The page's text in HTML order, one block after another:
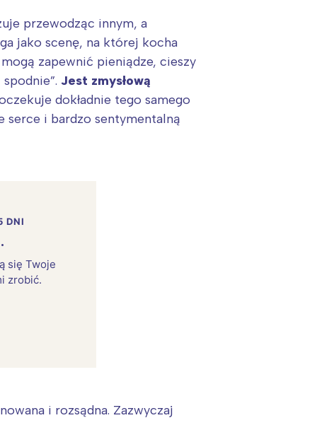
przewodząc innym, a
jako scenę, na której kocha
zapewnić pieniądze, cieszy
Jest zmysłową
dokładnie tego samego
serce i bardzo sentymentalną
DNI
się Twoje
zrobić.
i rozsądna. Zazwyczaj